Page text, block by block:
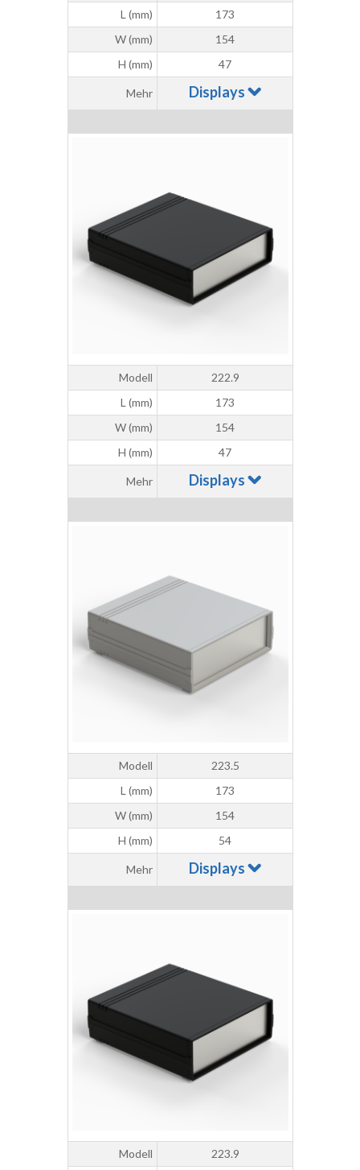
L (mm)
173
W (mm)
154
H (mm)
47
Mehr Displays
Modell
222.9
L (mm)
173
W (mm)
154
H (mm)
47
Mehr Displays
Modell
223.5
L (mm)
173
W (mm)
154
H (mm)
54
Mehr Displays
Modell 223.9